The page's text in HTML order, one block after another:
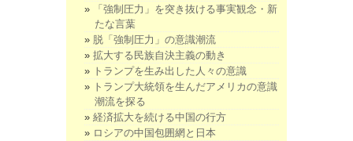
「強制圧力」を突き抜ける事実観念・新
たな言葉
脱「強制圧力」の意識潮流
拡大する民族自決主義の動き
トランプを生み出した人々の意識
トランプ大統領を生んだアメリカの意識
潮流を探る
経済拡大を続ける中国の行方
ロシアの中国包囲網と日本